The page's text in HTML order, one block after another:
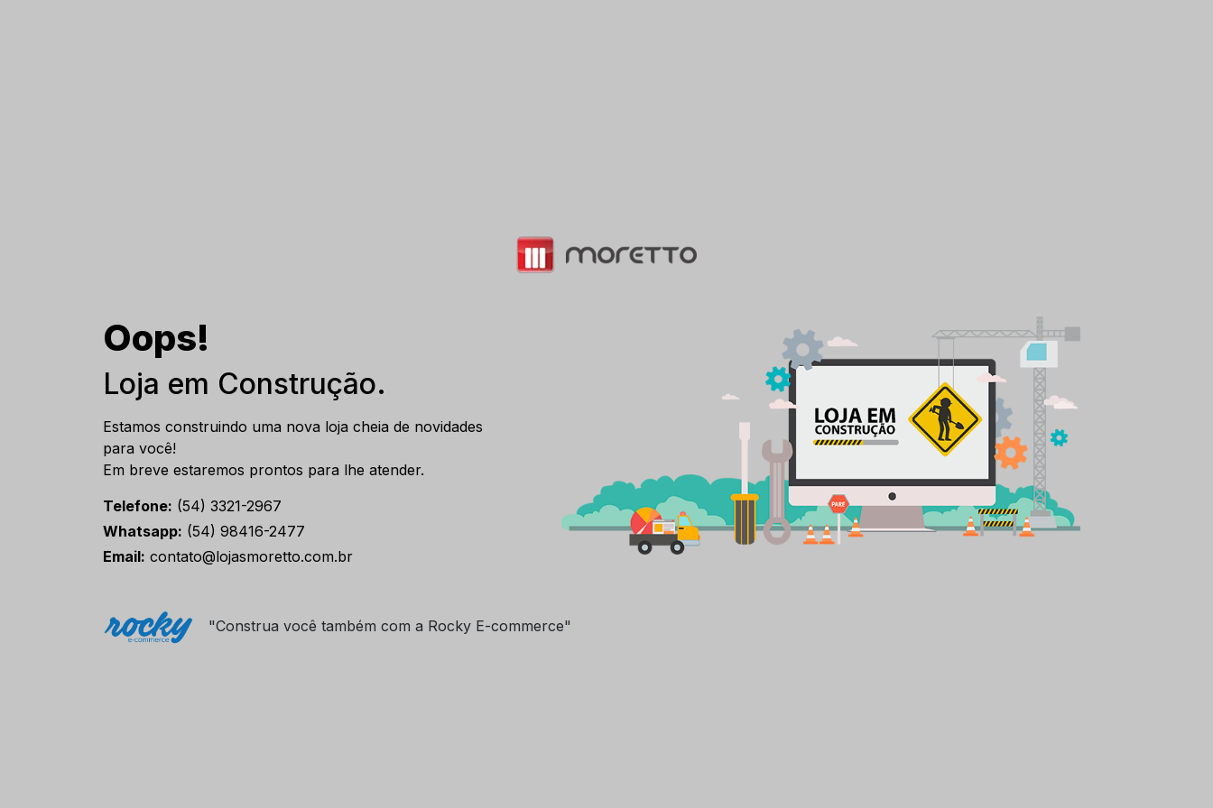
Oops!
Loja em Construção.
Estamos construindo uma nova loja cheia de novidades
para você!
Em breve estaremos prontos para lhe atender.
Telefone: (54) 3321-2967
Whatsapp: (54) 98416-2477
Email: contato@lojasmoretto.com.br
"Construa você também com a Rocky E-commerce"